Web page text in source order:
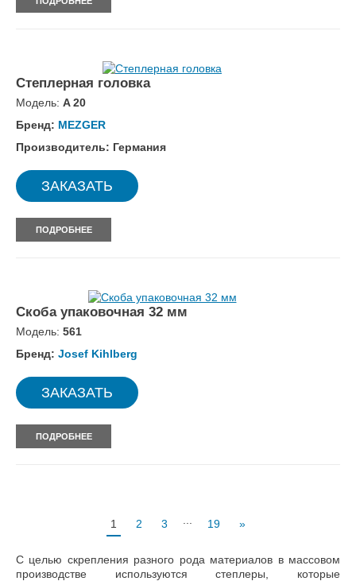
Степлерная головка
Модель: A 20
Бренд: MEZGER
Производитель: Германия
ЗАКАЗАТЬ
ПОДРОБНЕЕ
Скоба упаковочная 32 мм
Модель: 561
Бренд: Josef Kihlberg
ЗАКАЗАТЬ
ПОДРОБНЕЕ
1 2 3 19 »
С целью скрепления разного рода материалов в массовом
производстве используются степлеры, которые